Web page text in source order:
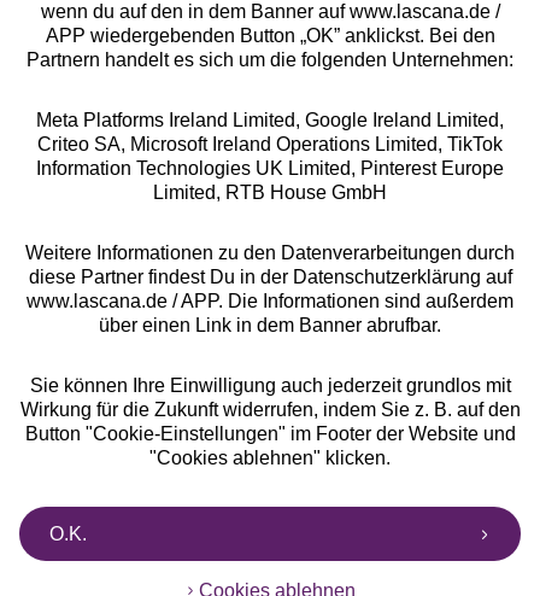
Rechtliches
Alle Preise inkl. MwSt., zzgl.
Versandkosten
** Bonität vorausgesetzt, berechtigt zur Bonitätsprüfung
wenn du auf den in dem Banner auf www.lascana.de /
APP wiedergebenden Button „OK” anklickst. Bei den
Partnern handelt es sich um die folgenden Unternehmen:
Meta Platforms Ireland Limited, Google Ireland Limited,
Criteo SA, Microsoft Ireland Operations Limited, TikTok
Information Technologies UK Limited, Pinterest Europe
Limited, RTB House GmbH
Weitere Informationen zu den Datenverarbeitungen durch
diese Partner findest Du in der Datenschutzerklärung auf
www.lascana.de / APP. Die Informationen sind außerdem
über einen Link in dem Banner abrufbar.
Sie können Ihre Einwilligung auch jederzeit grundlos mit
Wirkung für die Zukunft widerrufen, indem Sie z. B. auf den
Button "Cookie-Einstellungen" im Footer der Website und
"Cookies ablehnen" klicken.
O.K.
Cookies ablehnen